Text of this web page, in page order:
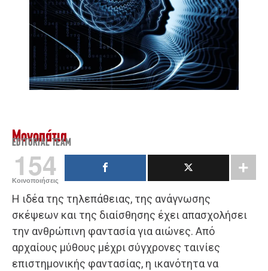
Μονοπάτια
EDITORIAL TEAM
154
Κοινοποιήσεις
Η ιδέα της τηλεπάθειας, της ανάγνωσης
σκέψεων και της διαίσθησης έχει απασχολήσει
την ανθρώπινη φαντασία για αιώνες. Από
αρχαίους μύθους μέχρι σύγχρονες ταινίες
επιστημονικής φαντασίας, η ικανότητα να